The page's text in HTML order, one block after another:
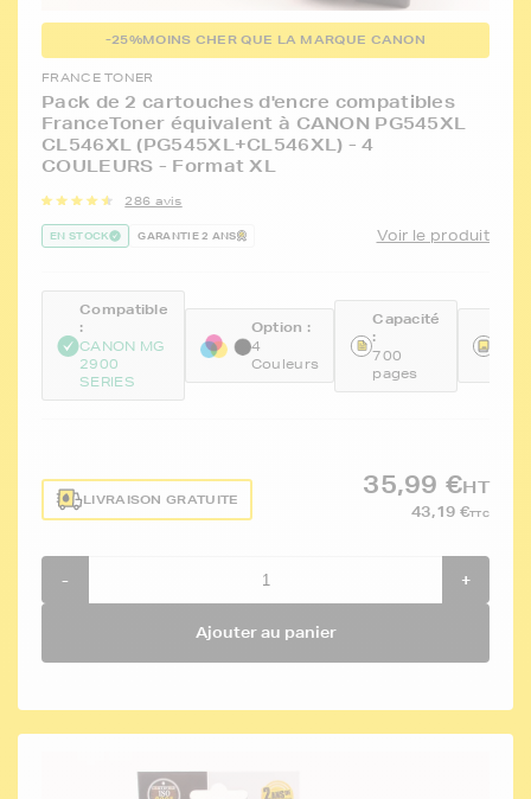
-25%MOINS CHER QUE LA MARQUE CANON
FRANCE TONER
Pack de 2 cartouches d'encre compatibles
FranceToner équivalent à CANON PG545XL
CL546XL (PG545XL+CL546XL) - 4
COULEURS - Format XL
286 avis
EN STOCK GARANTIE 2 ANS Voir le produit
Compatible
:
CANON MG
2900
SERIES
Option :
4
Couleurs
Capacité
:
700
pages
LIVRAISON GRATUITE
35,99 €HT
43,19 €TTC
- +
Ajouter au panier